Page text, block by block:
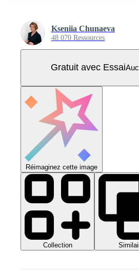
Kseniia Chunaeva
48 070 Ressources
Gratuit avec Essai
Réimaginez cette image
Collection